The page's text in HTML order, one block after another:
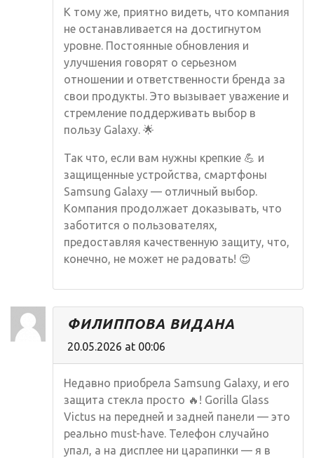
К тому же, приятно видеть, что компания
не останавливается на достигнутом
уровне. Постоянные обновления и
улучшения говорят о серьезном
отношении и ответственности бренда за
свои продукты. Это вызывает уважение и
стремление поддерживать выбор в
пользу Galaxy. 🌟
Так что, если вам нужны крепкие 💪 и
защищенные устройства, смартфоны
Samsung Galaxy — отличный выбор.
Компания продолжает доказывать, что
заботится о пользователях,
предоставляя качественную защиту, что,
конечно, не может не радовать! 😍
ФИЛИППОВА ВИДАНА
20.05.2026 at 00:06
Недавно приобрела Samsung Galaxy, и его
защита стекла просто 🔥! Gorilla Glass
Victus на передней и задней панели — это
реально must-have. Телефон случайно
упал, а на дисплее ни царапинки — я в